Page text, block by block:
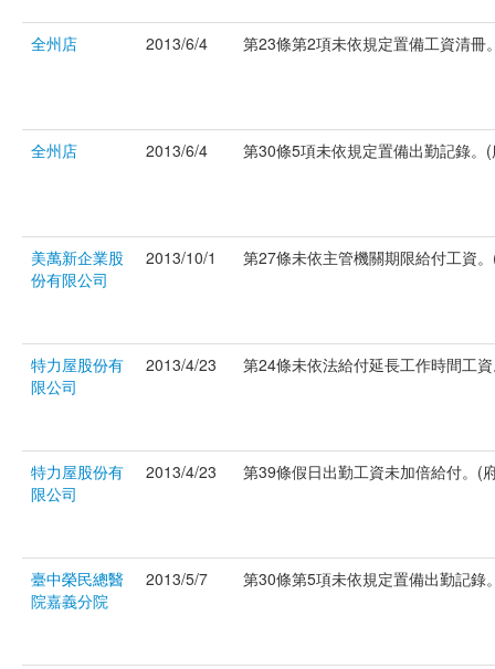
全州店 2013/6/4 第23條第2項未依規定置備工資清
全州店 2013/6/4 第30條5項未依規定置備出勤記錄
美萬新企業股
份有限公司
2013/10/1 第27條未依主管機關期限給付工資
特力屋股份有
限公司
2013/4/23 第24條未依法給付延長工作時間工
特力屋股份有
限公司
2013/4/23 第39條假日出勤工資未加倍給付。(
臺中榮民總醫
院嘉義分院
2013/5/7 第30條第5項未依規定置備出勤記